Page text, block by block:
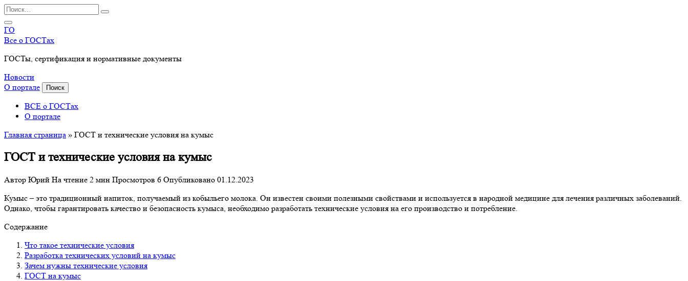
Перейти
к
содержанию
Search
for:
ГО
Все о ГОСТах
ГОСТы, сертификация и нормативные документы
Новости
О портале
Поиск
ВСЕ о ГОСТах
О портале
Главная страница » ГОСТ и технические условия на кумыс
ГОСТ и технические условия на кумыс
Автор Юрий На чтение 2 мин Просмотров 6 Опубликовано 01.12.2023
Кумыс – это традиционный напиток, получаемый из кобыльего молока. Он известен своими полезными свойствами и используется в народной медицине для лечения различных заболеваний.
Однако, чтобы гарантировать качество и безопасность кумыса, необходимо разработать технические условия на его производство и потребление.
Содержание
Что такое технические условия
Разработка технических условий на кумыс
Зачем нужны технические условия
ГОСТ на кумыс